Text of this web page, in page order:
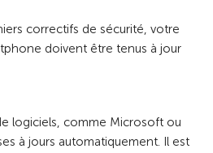
correctifs de sécurité, votre
doivent être tenus à jour
logiciels, comme Microsoft ou
à jours automatiquement. Il est